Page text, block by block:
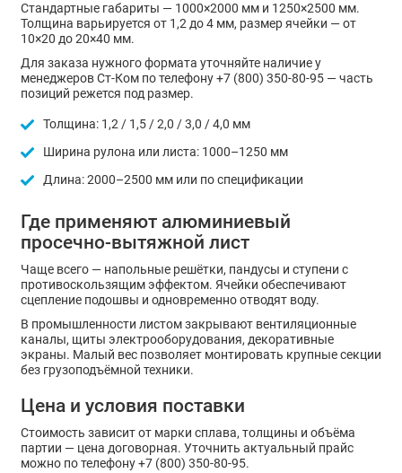
Стандартные габариты — 1000×2000 мм и 1250×2500 мм.
Толщина варьируется от 1,2 до 4 мм, размер ячейки — от
10×20 до 20×40 мм.
Для заказа нужного формата уточняйте наличие у
менеджеров Ст-Ком по телефону +7 (800) 350-80-95 — часть
позиций режется под размер.
Толщина: 1,2 / 1,5 / 2,0 / 3,0 / 4,0 мм
Ширина рулона или листа: 1000–1250 мм
Длина: 2000–2500 мм или по спецификации
Где применяют алюминиевый
просечно-вытяжной лист
Чаще всего — напольные решётки, пандусы и ступени с
противоскользящим эффектом. Ячейки обеспечивают
сцепление подошвы и одновременно отводят воду.
В промышленности листом закрывают вентиляционные
каналы, щиты электрооборудования, декоративные
экраны. Малый вес позволяет монтировать крупные секции
без грузоподъёмной техники.
Цена и условия поставки
Стоимость зависит от марки сплава, толщины и объёма
партии — цена договорная. Уточнить актуальный прайс
можно по телефону +7 (800) 350-80-95.